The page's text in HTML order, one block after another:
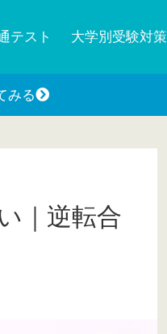
テスト 大学別受験対策
みる
｜逆転合